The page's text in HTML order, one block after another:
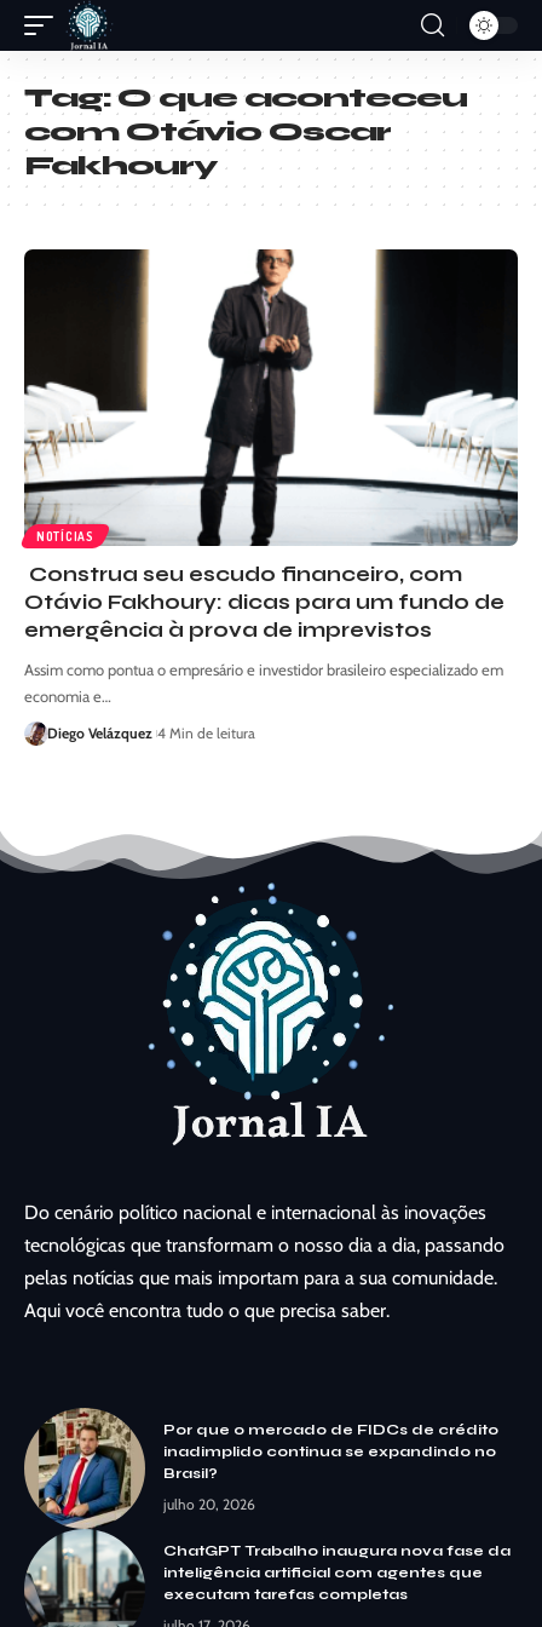
Tag:O que aconteceu
com Otávio Oscar
Fakhoury
NOTÍCIAS
Construa seu escudo financeiro, com
Otávio Fakhoury: dicas para um fundo de
emergência à prova de imprevistos
Assim como pontua o empresário e investidor brasileiro especializado em
economia e…
Diego Velázquez 4 Min de leitura
Do cenário político nacional e internacional às inovações
tecnológicas que transformam o nosso dia a dia, passando
pelas notícias que mais importam para a sua comunidade.
Aqui você encontra tudo o que precisa saber.
Por que o mercado de FIDCs de crédito
inadimplido continua se expandindo no
Brasil?
julho 20, 2026
ChatGPT Trabalho inaugura nova fase da
inteligência artificial com agentes que
executam tarefas completas